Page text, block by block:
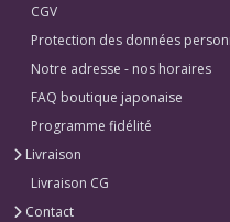
CGV
Protection des données
Notre adresse - nos horaires
FAQ boutique japonaise
Programme fidélité
Livraison
Livraison CG
Contact